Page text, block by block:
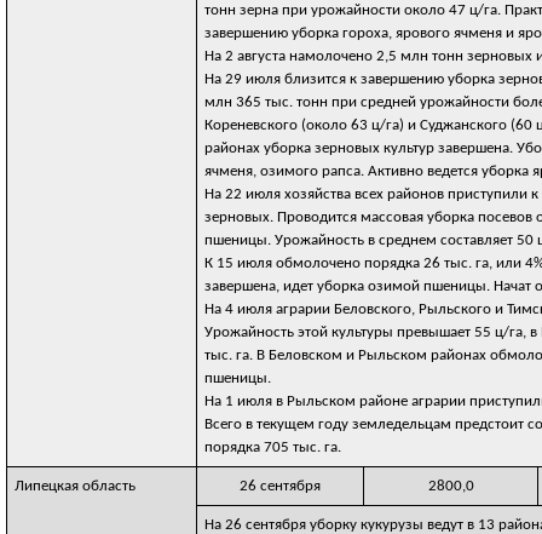
тонн зерна при урожайности около 47 ц/га.
завершению уборка гороха, ярового ячменя и
На 2 августа намолочено 2,5 млн тонн зерновых
На 29 июля близится к завершению уборка
млн 365 тыс. тонн при средней урожайности
Кореневского (около 63 ц/га) и Суджанского (60
районах уборка зерновых культур завершена.
ячменя, озимого рапса. Активно ведется уборка
На 22 июля хозяйства всех районов приступили
зерновых. Проводится массовая уборка
пшеницы. Урожайность в среднем составляет
К 15 июля обмолочено порядка 26 тыс. га, или
завершена, идет уборка озимой пшеницы. Начат
На 4 июля аграрии Беловского, Рыльского и
Урожайность этой культуры превышает 55 ц/га,
тыс. га. В Беловском и Рыльском районах
пшеницы.
На 1 июля в Рыльском районе аграрии
Всего в текущем году земледельцам предстоит
порядка 705 тыс. га.
Липецкая область 26 сентября 2800,0
На 26 сентября уборку кукурузы ведут в 13